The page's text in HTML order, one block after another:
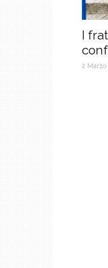
I
2 Marzo